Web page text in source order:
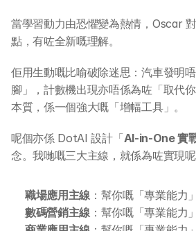
當學習動力由恐懼變為熱情，Oscar
點，有咗全新嘅理解。
佢用生動嘅比喻破除迷思：汽車發明
腳」，計數機出現亦唔係為咗「取代
本質，係一個強大嘅「增幅工具」。
呢個亦係 DotAI 設計「AI-in-One 實
念。我哋嘅三大主線，就係為咗實現
職場應用主線 ：幫你嘅「專業能力
數碼營銷主線 ：幫你嘅「專業能力